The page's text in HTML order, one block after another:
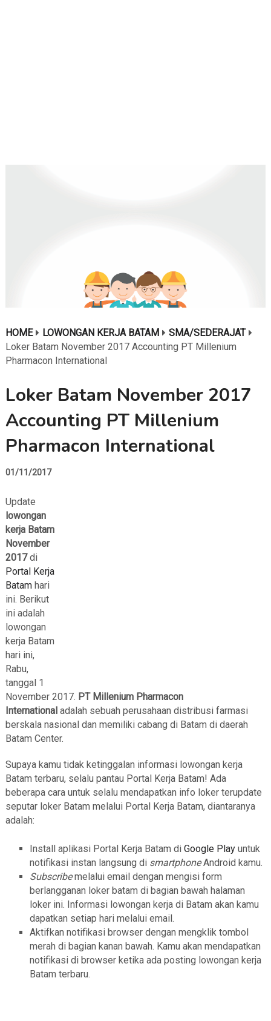
HOME LOWONGAN KERJA BATAM
SMA/SEDERAJAT
Loker Batam November 2017 Accounting PT Millenium
Pharmacon International
Loker Batam November 2017
Accounting PT Millenium
Pharmacon International
01/11/2017
Update
lowongan
kerja Batam
November
2017di
Portal Kerja
Batamhari
ini. Berikut
ini adalah
lowongan
kerja Batam
hari ini,
Rabu,
tanggal 1
November 2017. PT Millenium Pharmacon
International adalah sebuah perusahaan distribusi farmasi
berskala nasional dan memiliki cabang di Batam di daerah
Batam Center.
Supaya kamu tidak ketinggalan informasi lowongan kerja
Batam terbaru, selalu pantau Portal Kerja Batam! Ada
beberapa cara untuk selalu mendapatkan info loker terupdate
seputar loker Batam melalui Portal Kerja Batam, diantaranya
adalah:
Install aplikasi Portal Kerja Batam di Google Playuntuk
notifikasi instan langsung di smartphoneAndroid kamu.
Subscribemelalui email dengan mengisi form
berlangganan loker batam di bagian bawah halaman
loker ini. Informasi lowongan kerja di Batam akan kamu
dapatkan setiap hari melalui email.
Aktifkan notifikasi browser dengan mengklik tombol
merah di bagian kanan bawah. Kamu akan mendapatkan
notifikasi di browser ketika ada posting lowongan kerja
Batam terbaru.